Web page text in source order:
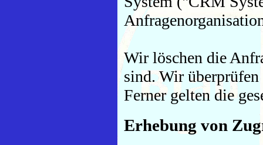
Wir löschen die
sind. Wir
Ferner gelten die
Erhebung von